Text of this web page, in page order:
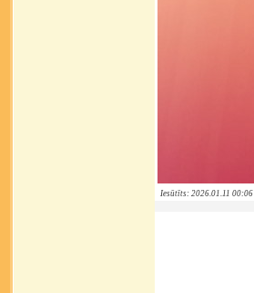
Iesūtīts: 2026.01.11 00:06